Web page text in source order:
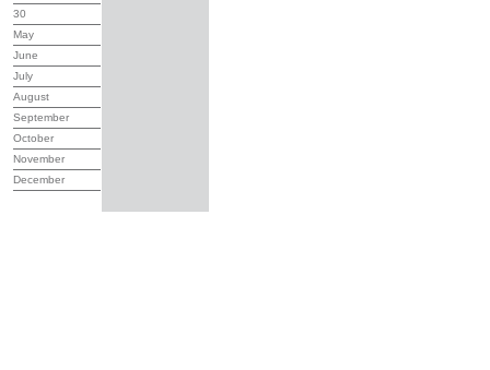
30
May
June
July
August
September
October
November
December